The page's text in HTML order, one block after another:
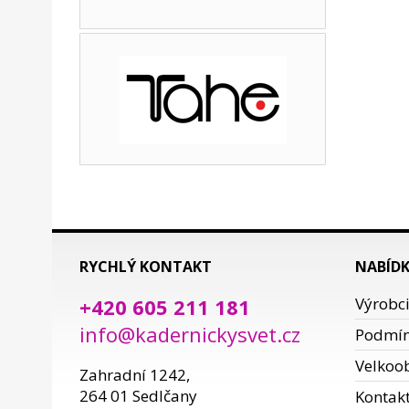
RYCHLÝ KONTAKT
+420 605 211 181
info@kadernickysvet.cz
Zahradní 1242,
264 01 Sedlčany
Výrobci